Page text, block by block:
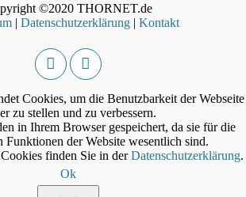
©2020 THORNET.de
| Datenschutzerklärung | Kontakt
Cookies, um die Benutzbarkeit der Webseite
zu stellen und zu verbessern.
in Ihrem Browser gespeichert, da sie für die
Funktionen der Website wesentlich sind.
finden Sie in derDatenschutzerklärung.
Ok